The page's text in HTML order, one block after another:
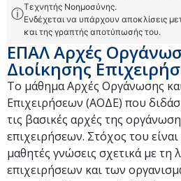
ⓘΤεχνητής Νοημοσύνης.
Ενδέχεται να υπάρχουν αποκλίσεις
και της γραπτής αποτύπωσής του.
ΕΠΑΛ Αρχές
Διοίκησης
Το μάθημα Αρχές Οργάνωσης
Επιχειρήσεων (ΑΟΔΕ) που
τις βασικές αρχές της
επιχειρήσεων. Στόχος του
μαθητές γνώσεις σχετικά με τη
επιχειρήσεων και των